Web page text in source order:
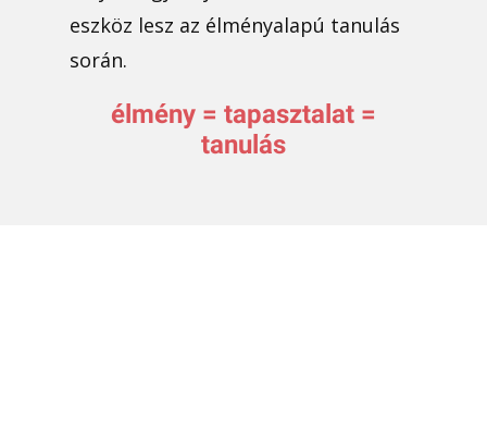
eszköz lesz az élményalapú tanulás
során.
élmény = tapasztalat =
tanulás